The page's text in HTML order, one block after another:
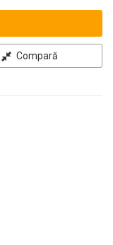
Compară